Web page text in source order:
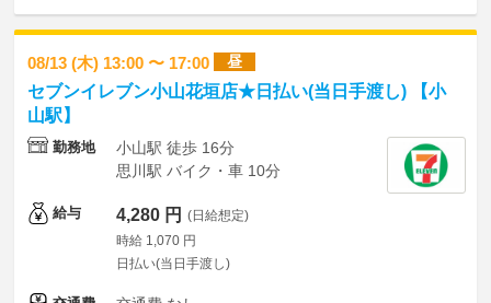
08/13 (木) 13:00 〜 17:00 昼
セブンイレブン小山花垣店★日払い(当日手渡し) 【小
山駅】
勤務地
小山駅 徒歩 16分
思川駅 バイク・車 10分
給与 4,280 円 (日給想定)
時給 1,070 円
日払い(当日手渡し)